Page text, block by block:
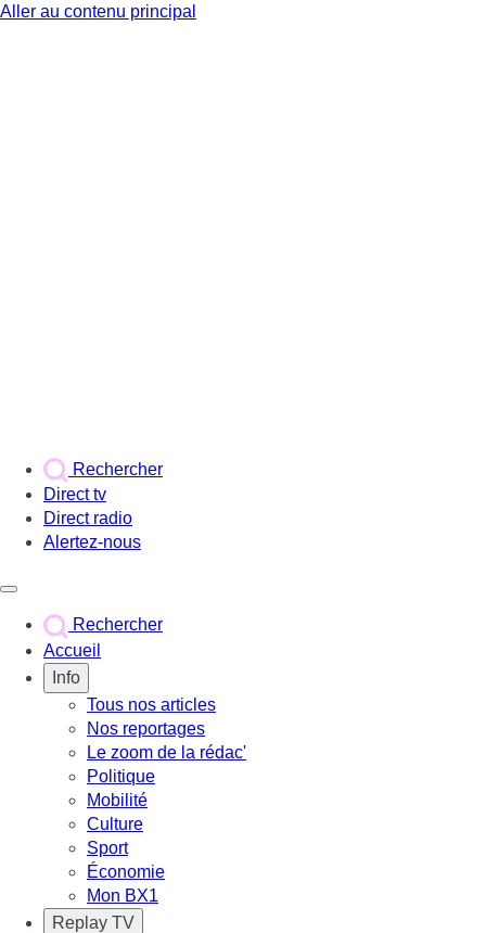
Aller au contenu principal
Rechercher
Direct tv
Direct radio
Alertez-nous
Rechercher
Accueil
Info
Tous nos articles
Nos reportages
Le zoom de la rédac'
Politique
Mobilité
Culture
Sport
Économie
Mon BX1
Replay TV